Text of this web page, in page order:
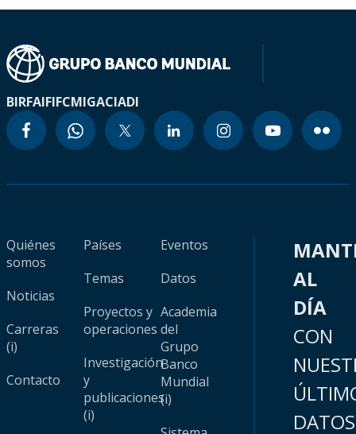
BIRFAIFIFCMIGACIADI
Quiénes
somos
Noticias
Carreras
(i)
Contacto
Países
Temas
Proyectos y
operaciones
Investigación
y
publicaciones
(i)
Eventos
Datos
Academia
del
Grupo
Banco
Mundial
(i)
AL
DÍA
CON
DATOS